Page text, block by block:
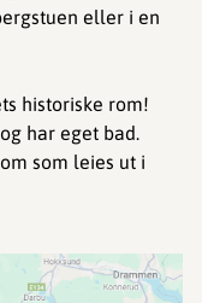
eller i en
historiske rom!
har eget bad.
som leies ut i